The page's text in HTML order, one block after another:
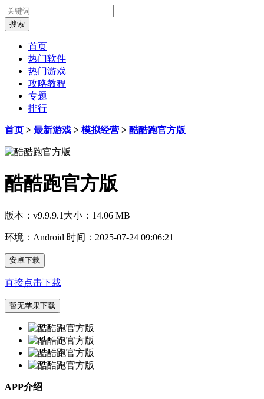
首页
热门软件
热门游戏
攻略教程
专题
排行
首页 > 最新游戏 > 模拟经营 > 酷酷跑官方版
酷酷跑官方版
版本：v9.9.9.1 大小：14.06 MB
环境：Android 时间：2025-07-24 09:06:21
安卓下载
直接点击下载
暂无苹果下载
APP介绍